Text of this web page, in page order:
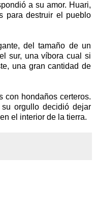
a su amor. Huari,
para destruir el pueblo
del tamaño de un
sur, una víbora cual si
una gran cantidad de
con hondaños certeros.
orgullo decidió dejar
el interior de la tierra.